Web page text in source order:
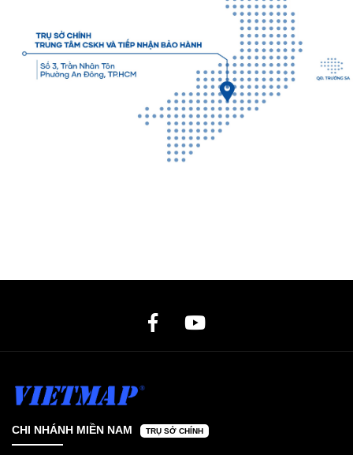
CHI NHÁNH MIỀN NAM TRỤ SỞ CHÍNH